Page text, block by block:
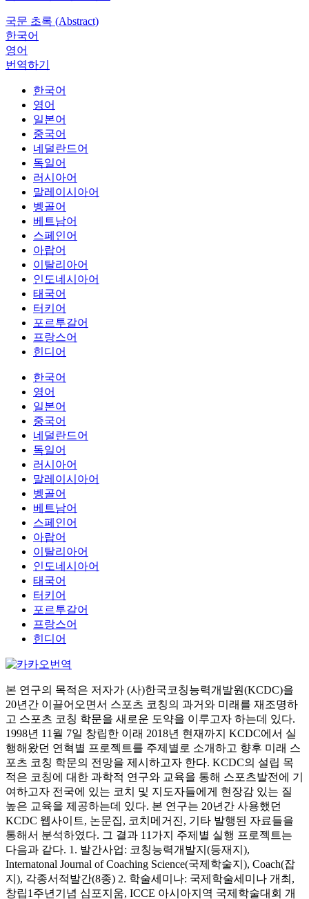
국문 초록 (Abstract)
한국어
영어
번역하기
한국어
영어
일본어
중국어
네덜란드어
독일어
러시아어
말레이시아어
벵골어
베트남어
스페인어
아랍어
이탈리아어
인도네시아어
태국어
터키어
포르투갈어
프랑스어
힌디어
한국어
영어
일본어
중국어
네덜란드어
독일어
러시아어
말레이시아어
벵골어
베트남어
스페인어
아랍어
이탈리아어
인도네시아어
태국어
터키어
포르투갈어
프랑스어
힌디어
본 연구의 목적은 저자가 (사)한국코칭능력개발원(KCDC)을
20년간 이끌어오면서 스포츠 코칭의 과거와 미래를 재조명하
고 스포츠 코칭 학문을 새로운 도약을 이루고자 하는데 있다.
1998년 11월 7일 창립한 이래 2018년 현재까지 KCDC에서 실
행해왔던 연혁별 프로젝트를 주제별로 소개하고 향후 미래 스
포츠 코칭 학문의 전망을 제시하고자 한다. KCDC의 설립 목
적은 코칭에 대한 과학적 연구와 교육을 통해 스포츠발전에 기
여하고자 전국에 있는 코치 및 지도자들에게 현장감 있는 질
높은 교육을 제공하는데 있다. 본 연구는 20년간 사용했던
KCDC 웹사이트, 논문집, 코치메거진, 기타 발행된 자료들을
통해서 분석하였다. 그 결과 11가지 주제별 실행 프로젝트는
다음과 같다. 1. 발간사업: 코칭능력개발지(등재지),
Internatonal Journal of Coaching Science(국제학술지), Coach(잡
지), 각종서적발간(8종) 2. 학술세미나: 국제학술세미나 개최,
창립1주년기념 심포지움, ICCE 아시아지역 국제학술대회 개